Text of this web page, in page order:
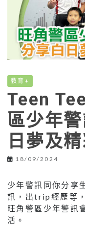
教育+
Teen
區少年
日夢及
18/09/2024
少年警訊同你分享
訊，出trip經歷等
旺角警區少年警訊
活。